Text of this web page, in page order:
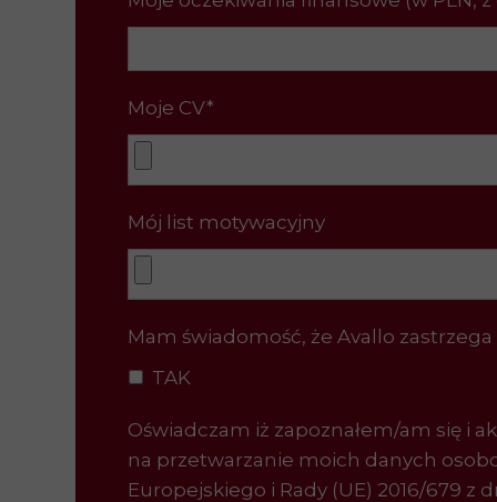
Moje CV*
Mój list motywacyjny
Mam świadomość, że Avallo
TAK
Oświadczam iż zapoznałem/am się i
na przetwarzanie moich danych
Europejskiego i Rady (UE) 2016/679